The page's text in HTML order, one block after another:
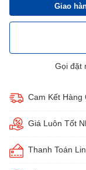
Giao
Gọi đặt
Cam Kết Hàng
Giá Luôn Tốt
Thanh Toán